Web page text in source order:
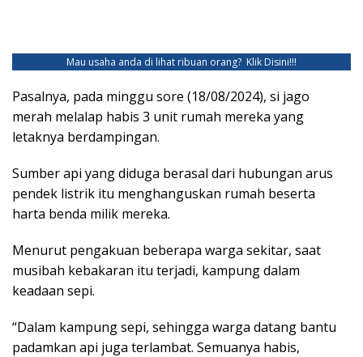
Mau usaha anda di lihat ribuan orang? Klik Disini!!!
Pasalnya, pada minggu sore (18/08/2024), si jago
merah melalap habis 3 unit rumah mereka yang
letaknya berdampingan.
Sumber api yang diduga berasal dari hubungan arus
pendek listrik itu menghanguskan rumah beserta
harta benda milik mereka.
Menurut pengakuan beberapa warga sekitar, saat
musibah kebakaran itu terjadi, kampung dalam
keadaan sepi.
“Dalam kampung sepi, sehingga warga datang bantu
padamkan api juga terlambat. Semuanya habis,